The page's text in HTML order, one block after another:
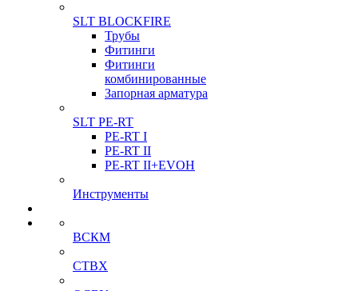
SLT BLOCKFIRE
Трубы
Фитинги
Фитинги
комбинированные
Запорная арматура
SLT PE-RT
PE-RT I
PE-RT II
PE-RT II+EVOH
Инструменты
ВСКМ
СТВХ